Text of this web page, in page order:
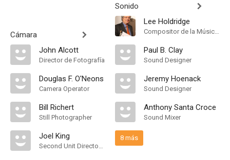
Cámara
John Alcott
Director de Fotografía
Douglas F. O'Neons
Camera Operator
Bill Richert
Still Photographer
Joel King
Second Unit Director of Photography
Sonido
Lee Holdridge
Compositor de la Música Original
Paul B. Clay
Sound Designer
Jeremy Hoenack
Sound Designer
Anthony Santa Croce
Sound Mixer
8 más